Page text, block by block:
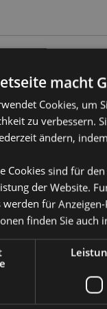
erfahren?Dann lesen
macht
Cookies, um
zu verbessern.
ändern,
Cookies sind für
der Website.
werden für
finden Sie auch